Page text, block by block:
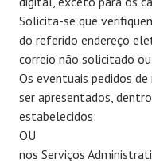
Solicita-se que
do referido endereço
correio não solicitado
Os eventuais pedidos
ser apresentados,
estabelecidos:
OU
nos Serviços